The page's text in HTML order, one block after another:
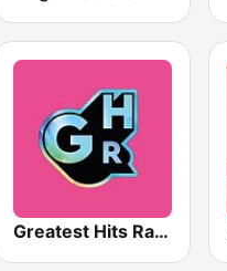
Greatest Hits Radio South Coast